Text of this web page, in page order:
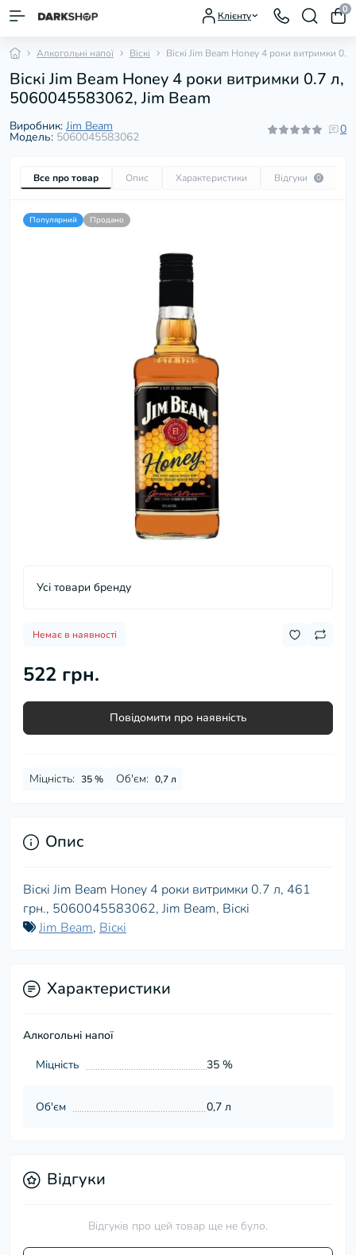
Клієнту
0
Алкогольні напої Віскі Віскі Jim Beam Honey 4 роки витримки 0.7
Віскі Jim Beam Honey 4 роки витримки 0.7 л,
5060045583062, Jim Beam
Виробник: Jim Beam
Модель: 5060045583062
0
Все про товар Опис Характеристики Відгуки 0
Популярний Продано
Усі товари бренду
Немає в наявності
522 грн.
Повідомити про наявність
Міцність: 35 % Об'єм: 0,7 л
Опис
Віскі Jim Beam Honey 4 роки витримки 0.7 л, 461
грн., 5060045583062, Jim Beam, Віскі
Jim Beam, Віскі
Характеристики
Алкогольні напої
Міцність
35 %
Об'єм 0,7 л
Відгуки
Відгуків про цей товар ще не було.